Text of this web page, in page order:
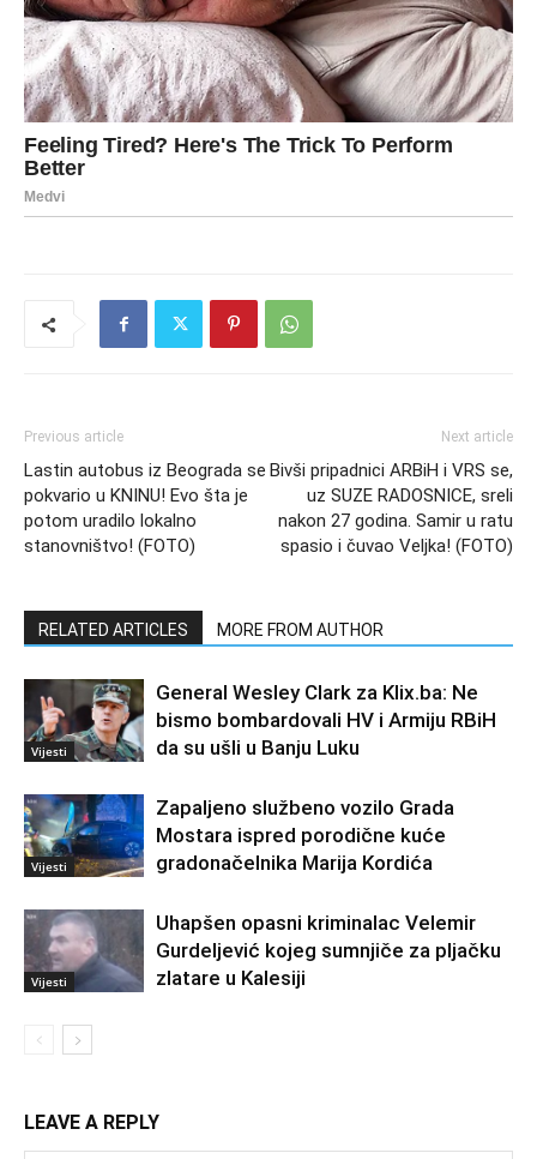
Previous article
Lastin autobus iz Beograda se
pokvario u KNINU! Evo šta je
potom uradilo lokalno
stanovništvo! (FOTO)
Next article
Bivši pripadnici ARBiH i VRS se,
uz SUZE RADOSNICE, sreli
nakon 27 godina. Samir u ratu
spasio i čuvao Veljka! (FOTO)
RELATED ARTICLES MORE FROM AUTHOR
Vijesti
General Wesley Clark za Klix.ba: Ne
bismo bombardovali HV i Armiju RBiH
da su ušli u Banju Luku
Vijesti
Zapaljeno službeno vozilo Grada
Mostara ispred porodične kuće
gradonačelnika Marija Kordića
Vijesti
Uhapšen opasni kriminalac Velemir
Gurdeljević kojeg sumnjiče za pljačku
zlatare u Kalesiji
LEAVE A REPLY